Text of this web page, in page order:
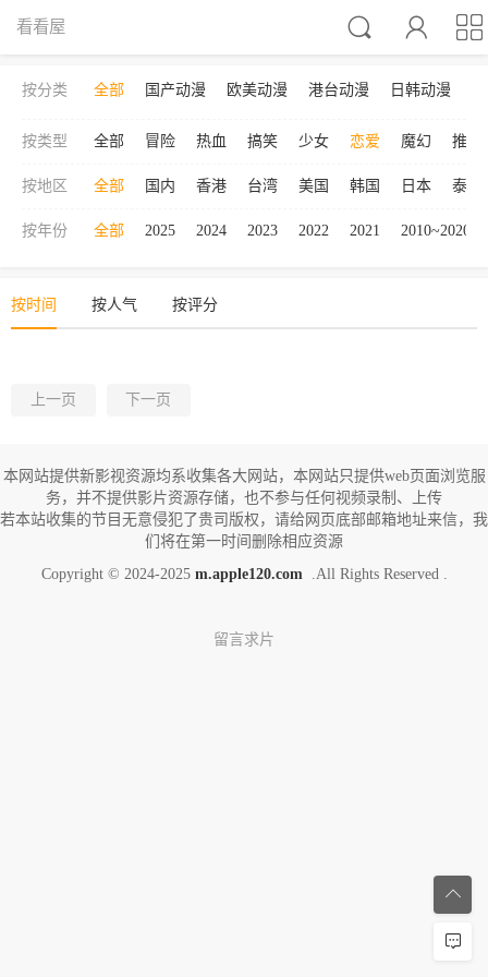



看看屋
按分类 全部 国产动漫 欧美动漫 港台动漫 日韩动漫
按类型 全部 冒险 热血 搞笑 少女 恋爱 魔幻 推理
按地区 全部 国内 香港 台湾 美国 韩国 日本 泰国
按年份 全部 2025 2024 2023 2022 2021 2010~2020
按时间 按人气 按评分
上一页 下一页
本网站提供新影视资源均系收集各大网站，本网站只提供web页面浏览服
务，并不提供影片资源存储，也不参与任何视频录制、上传
若本站收集的节目无意侵犯了贵司版权，请给网页底部邮箱地址来信，我
们将在第一时间删除相应资源
Copyright © 2024-2025 m.apple120.com .All Rights Reserved .
留言求片

